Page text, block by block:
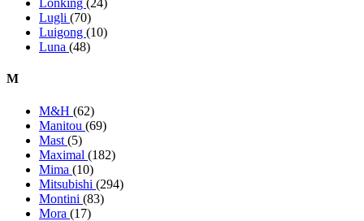
Lonking (24)
Lugli (70)
Luigong (10)
Luna (48)
M
M&H (62)
Manitou (69)
Mast (5)
Maximal (182)
Mima (10)
Mitsubishi (294)
Montini (83)
Mora (17)